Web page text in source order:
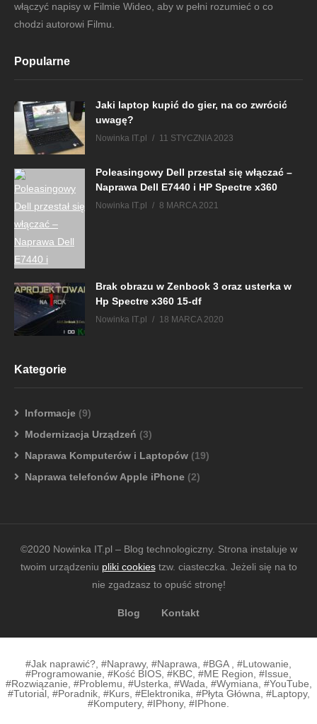
włączyć napisy w Filmie Wideo, aby w pełni rozumieć o co
chodzi autorowi Filmu.
Popularne
Jaki laptop kupić do gier, na co zwrócić
uwagę?
Nowinka IT.pl 11 STYCZNIA 2023
Poleasingowy Dell przestał się włączać –
Naprawa Dell E7440 i HP Spectre x360
Nowinka IT.pl 8 MARCA 2021
Brak obrazu w Zenbook 3 oraz usterka w
Hp Spectre x360 15-df
Nowinka IT.pl 18 MARCA 2020
Kategorie
Informacje (9)
Modernizacja Urządzeń (3)
Naprawa Komputerów i Laptopów (19)
Naprawa telefonów Apple iPhone (2)
©2020 Nowinka IT.pl – Blog technologiczny. Strona instaluje w
twoim urządzeniu pliki cookiestzw. ciasteczka. Jeżeli się na to
nie zgadzasz to opuść stronę!
Blog Kontakt
#Jak naprawić?, #Naprawy, #Naprawa, #BGA , #Lutowanie,
#Programowanie, #Kość BIOS, #KBC, #ME Region, #Issue,
#Rozwiązanie, #Problemu, #Usterka, #Wada, #Wymiana, #YouTube,
#Tutorial, #Poradnik, #Kurs, #Elektronika, #Płyta Główna, #Laptopy,
#Komputery, #IPhony, #IPhone.